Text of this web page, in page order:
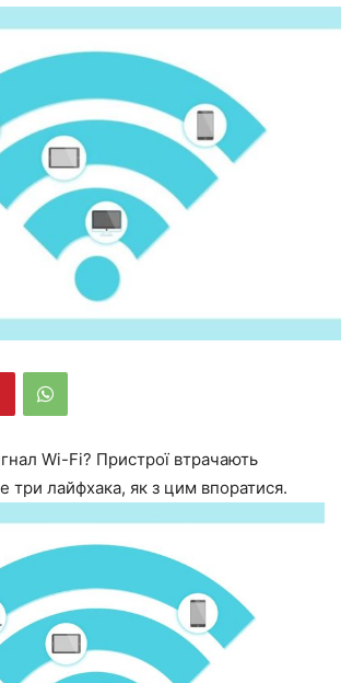
Wi-Fi? Пристрої втрачають
три лайфхака, як з цим впоратися.